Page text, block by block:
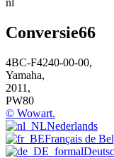
nl
Conversie66
4BC-F4240-00-00,
Yamaha,
2011 ,
PW80
© Wowart.
Nederlands
Français de